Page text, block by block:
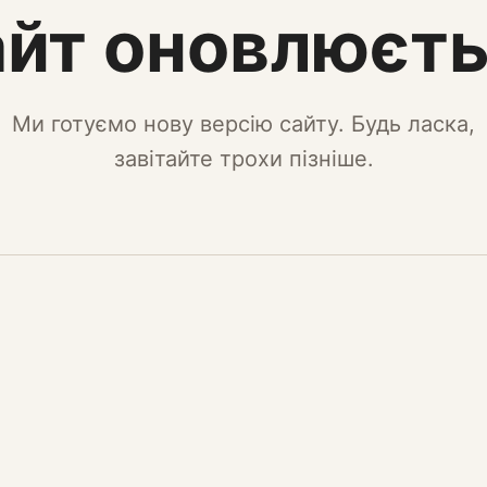
Ми готуємо нову версію сайту. Будь ласка,
завітайте трохи пізніше.